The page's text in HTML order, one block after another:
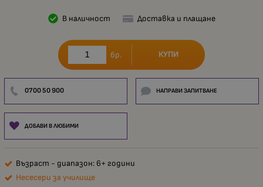
В наличност Доставка и плащане
бр. КУПИ
0700 50 900 НАПРАВИ ЗАПИТВАНЕ
ДОБАВИ В ЛЮБИМИ
Възраст - диапазон: 6+ години
Несесери за училище